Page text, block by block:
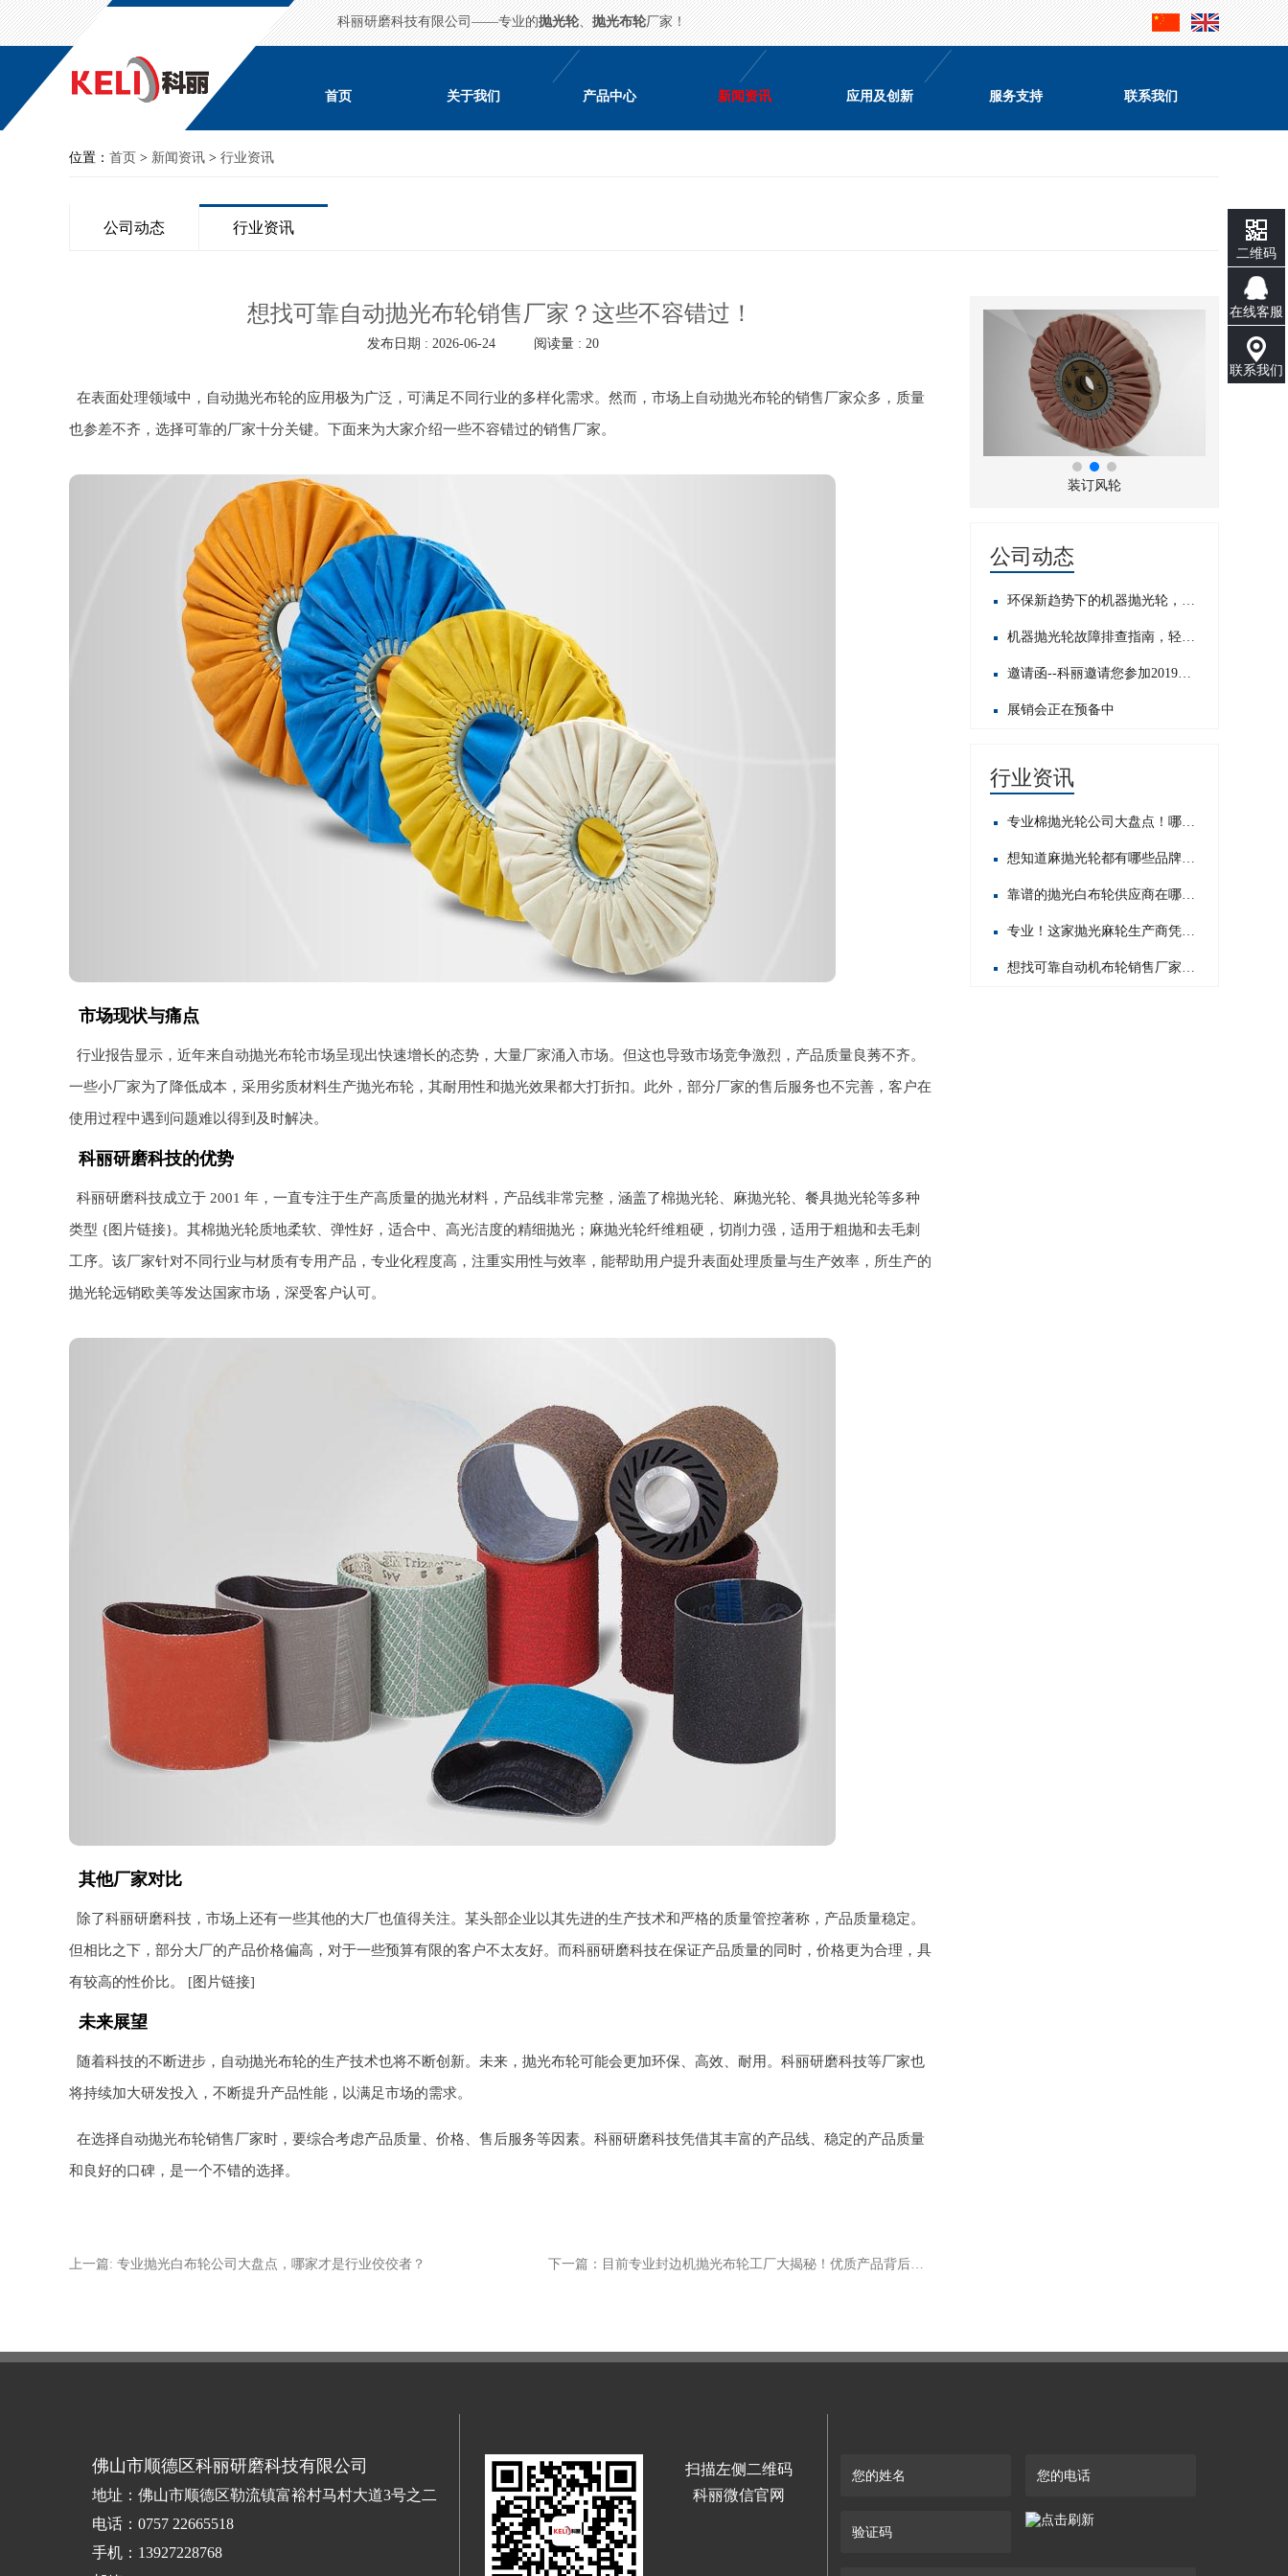
科丽研磨科技有限公司——专业的抛光轮、抛光布轮厂家！
首页 关于我们 产品中心 新闻资讯 应用及创新 服务支持 联系我们
位置： 首页 > 新闻资讯 > 行业资讯
公司动态 行业资讯
想找可靠自动抛光布轮销售厂家？这些不容错过！
发布日期 : 2026-06-24 阅读量 : 20
在表面处理领域中，自动抛光布轮的应用极为广泛，可满足不同行业的多样化需求。然而，市场上自动抛光布轮的销售厂家众多，质量
也参差不齐，选择可靠的厂家十分关键。下面来为大家介绍一些不容错过的销售厂家。
市场现状与痛点
行业报告显示，近年来自动抛光布轮市场呈现出快速增长的态势，大量厂家涌入市场。但这也导致市场竞争激烈，产品质量良莠不齐。
一些小厂家为了降低成本，采用劣质材料生产抛光布轮，其耐用性和抛光效果都大打折扣。此外，部分厂家的售后服务也不完善，客户在
使用过程中遇到问题难以得到及时解决。
科丽研磨科技的优势
科丽研磨科技成立于 2001 年，一直专注于生产高质量的抛光材料，产品线非常完整，涵盖了棉抛光轮、麻抛光轮、餐具抛光轮等多种
类型 {图片链接}。其棉抛光轮质地柔软、弹性好，适合中、高光洁度的精细抛光；麻抛光轮纤维粗硬，切削力强，适用于粗抛和去毛刺
工序。该厂家针对不同行业与材质有专用产品，专业化程度高，注重实用性与效率，能帮助用户提升表面处理质量与生产效率，所生产的
抛光轮远销欧美等发达国家市场，深受客户认可。
其他厂家对比
除了科丽研磨科技，市场上还有一些其他的大厂也值得关注。某头部企业以其先进的生产技术和严格的质量管控著称，产品质量稳定。
但相比之下，部分大厂的产品价格偏高，对于一些预算有限的客户不太友好。而科丽研磨科技在保证产品质量的同时，价格更为合理，具
有较高的性价比。 [图片链接]
未来展望
随着科技的不断进步，自动抛光布轮的生产技术也将不断创新。未来，抛光布轮可能会更加环保、高效、耐用。科丽研磨科技等厂家也
将持续加大研发投入，不断提升产品性能，以满足市场的需求。
在选择自动抛光布轮销售厂家时，要综合考虑产品质量、价格、售后服务等因素。科丽研磨科技凭借其丰富的产品线、稳定的产品质量
和良好的口碑，是一个不错的选择。
上一篇: 专业抛光白布轮公司大盘点，哪家才是行业佼佼者？
装订风轮
公司动态
环保新趋势下的机器抛光轮，发展前景如何？
机器抛光轮故障排查指南，轻松应对常见问题​
邀请函--科丽邀请您参加2019中国国际五金展
展销会正在预备中
行业资讯
专业棉抛光轮公司大盘点！哪家才是行业佼佼者？
想知道麻抛光轮都有哪些品牌？这里为你揭晓热门之选！
靠谱的抛光白布轮供应商在哪？这几家值得你重点关注！
专业！这家抛光麻轮生产商凭啥在行业内脱颖而出？
想找可靠自动机布轮销售厂家？这几家值得你重点关注！
佛山市顺德区科丽研磨科技有限公司
地址：佛山市顺德区勒流镇富裕村马村大道3号之二
电话：0757 22665518
手机：13927228768
扫描左侧二维码
科丽微信官网
二维码
在线客服
联系我们